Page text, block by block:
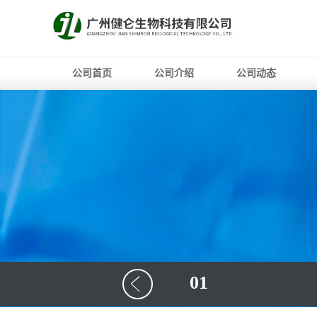
公司首页 公司介绍 公司动态
01